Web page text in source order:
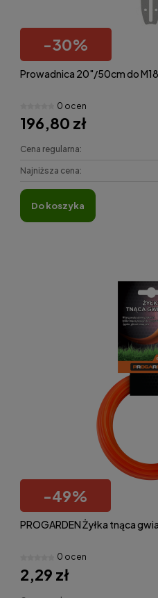
-30%
Prowadnica 20"/50cm do
0 ocen
196,80 zł
Cena regularna:
Najniższa cena:
do koszyka
-49%
PROGARDEN Żyłka tnąca
0 ocen
2,29 zł